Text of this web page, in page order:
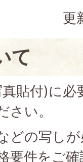
更
て
貼付)に必
さい。
どの写し
要件をご